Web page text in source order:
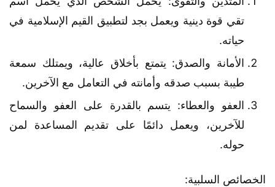
تقي قوة دينية ويعمل بجد لتطبيق القيم الإسلامية في
حياته.
الأمانة والصدق: يتمتع بأخلاق عالية، ويمتلك سمعة
طيبة بسبب صدقه وأمانته في التعامل مع الآخرين.
العفو والعطاء: يتسم بالقدرة على العفو والسماح
للآخرين، ويعمل دائمًا على تقديم المساعدة لمن
حوله.
الخصائص السلبية: